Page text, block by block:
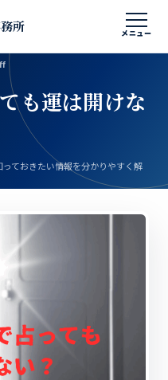
所
メニュー
も運は開けな
ておきたい情報を分かりやすく解